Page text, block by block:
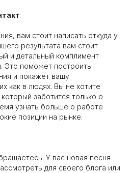
вам стоит написать откуда у
результата вам стоит
и детальный комплимент
Это поможет построить
и покажет вашу
как в людях. Вы не хотите
заботится только о
узнать больше о работе
позиции на рынке.
У вас новая песня
для своего блога или